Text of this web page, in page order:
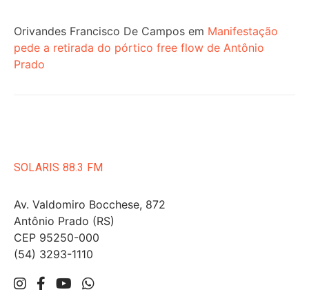
Orivandes Francisco De Campos em Manifestação
pede a retirada do pórtico free flow de Antônio
Prado
SOLARIS 88.3 FM
Av. Valdomiro Bocchese, 872
Antônio Prado (RS)
CEP 95250-000
(54) 3293-1110